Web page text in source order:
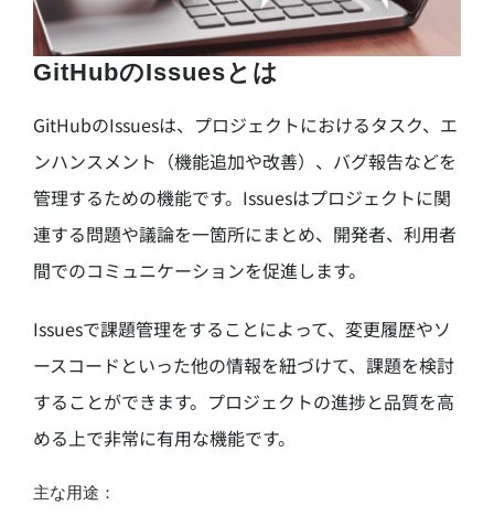
GitHubのIssuesとは
GitHubのIssuesは、プロジェクトにおけるタスク、エ
ンハンスメント（機能追加や改善）、バグ報告などを
管理するための機能です。Issuesはプロジェクトに関
連する問題や議論を一箇所にまとめ、開発者、利用者
間でのコミュニケーションを促進します。
Issuesで課題管理をすることによって、変更履歴やソ
ースコードといった他の情報を紐づけて、課題を検討
することができます。 プロジェクトの進捗と品質を高
める上で非常に有用な機能です。
主な用途：